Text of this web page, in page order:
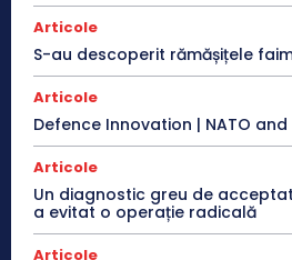
Articole
S-au descoperit rămășițele
Articole
Defence Innovation | NATO
Articole
Un diagnostic greu de
a evitat o operație radicală
Articole